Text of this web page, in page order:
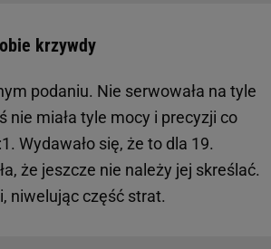
krzywdy
podaniu. Nie serwowała na tyle
miała tyle mocy i precyzji co
Wydawało się, że to dla 19.
że jeszcze nie należy jej skreślać.
niwelując część strat.